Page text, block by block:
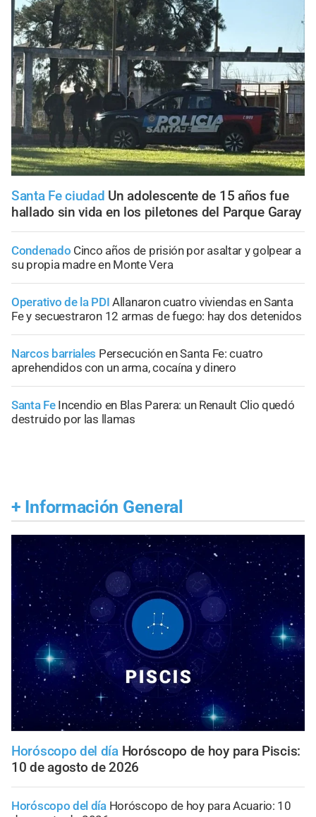
Santa Fe ciudad Un adolescente de 15 años fue
hallado sin vida en los piletones del Parque Garay
Condenado Cinco años de prisión por asaltar y golpear a
su propia madre en Monte Vera
Operativo de la PDI Allanaron cuatro viviendas en Santa
Fe y secuestraron 12 armas de fuego: hay dos detenidos
Narcos barriales Persecución en Santa Fe: cuatro
aprehendidos con un arma, cocaína y dinero
Santa Fe Incendio en Blas Parera: un Renault Clio quedó
destruido por las llamas
+ Información General
Horóscopo del día Horóscopo de hoy para Piscis:
10 de agosto de 2026
Horóscopo del día Horóscopo de hoy para Acuario: 10